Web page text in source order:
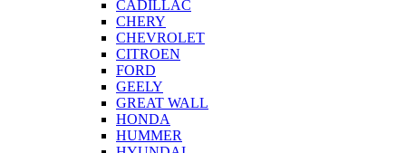
CADILLAC
CHERY
CHEVROLET
CITROEN
FORD
GEELY
GREAT WALL
HONDA
HUMMER